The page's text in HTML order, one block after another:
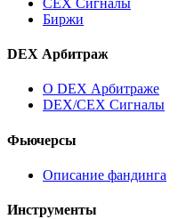
Биржи
DEX Арбитраж
О DEX Арбитраже
DEX/CEX Сигналы
Фьючерсы
Описание фандинга
Инструменты